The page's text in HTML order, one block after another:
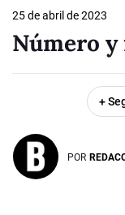
25 de abril de 2023
Número y
+
POR